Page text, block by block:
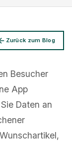
Zurück zum Blog
Besucher
App
Daten an